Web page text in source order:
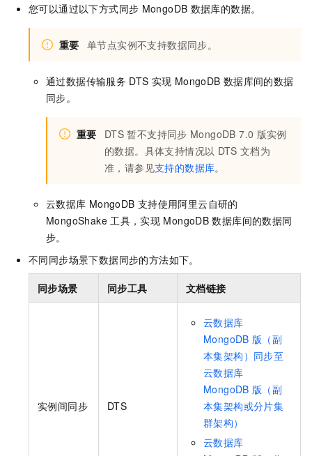
您可以通过以下方式同步 MongoDB 数据库的数据。
重要 单节点实例不支持数据同步。
通过数据传输服务 DTS 实现 MongoDB 数据库间的数据
同步。
重要 DTS 暂不支持同步 MongoDB 7.0 版实例
的数据。具体支持情况以 DTS 文档为
准，请参见支持的数据库。
云数据库 MongoDB 支持使用阿里云自研的
MongoShake 工具，实现 MongoDB 数据库间的数据同
步。
不同同步场景下数据同步的方法如下。
同步场景 同步工具 文档链接
实例间同步 DTS
云数据库
MongoDB 版（副
本集架构）同步至
云数据库
MongoDB 版（副
本集架构或分片集
群架构）
云数据库